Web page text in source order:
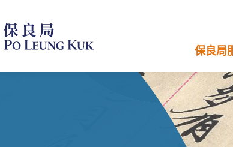
保良局